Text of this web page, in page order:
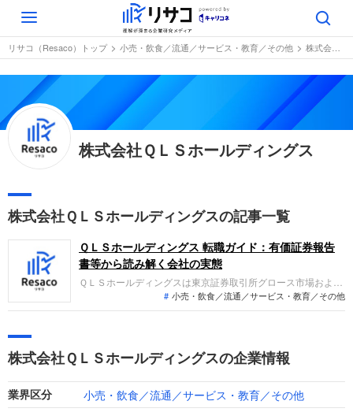
Toggle
navigation
リサコ（Resaco）トップ 小売・飲食／流通／サービス・教育／その他 株式会社ＱＬＳホールディングス
株式会社ＱＬＳホールディングス
株式会社ＱＬＳホールディングスの記事一覧
ＱＬＳホールディングス 転職ガイド：有価証券報告
書等から読み解く会社の実態
ＱＬＳホールディングスは東京証券取引所グロース市場および
名古屋証券取引所ネクスト市場に上場し、保育事業、介護福祉
事業、人材派遣事業を展開しています。認可保育所等の運営を
ています。
小売・飲食／流通／サービス・教育／その他
株式会社ＱＬＳホールディングスの企業情報
業界区分 小売・飲食／流通／サービス・教育／その他